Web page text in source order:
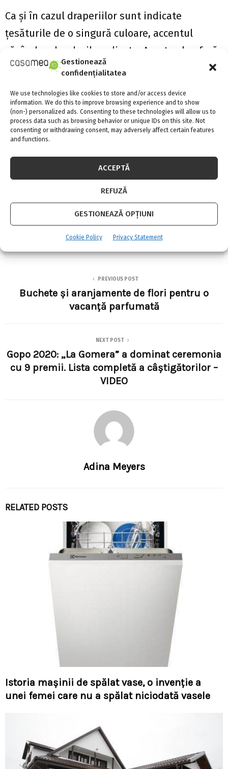
Gestionează
confidențialitatea
We use technologies like cookies to store and/or access device
information. We do this to improve browsing experience and to show
(non-) personalized ads. Consenting to these technologies will allow us to
process data such as browsing behavior or unique IDs on this site. Not
consenting or withdrawing consent, may adversely affect certain features
and functions.
ACCEPTĂ
REFUZĂ
GESTIONEAZĂ OPȚIUNI
Cookie Policy Privacy Statement
Ca şi în cazul draperiilor sunt indicate
ţesăturile de o singură culoare, accentul
căzând pe bordurile aplicate. Acestea le oferă
un aspect sofisticat, handmade, care
Sophia.. Designerii de la Sophia au ales
nuanţele uni, din gama Arena, in acorduri de
turcoaz- auriu- argintiu, sau galben- negru.
PERNE DECORATIVE
ŢESĂTURI CU BORDURE DECORATIVE
PREVIOUS POST
Buchete şi aranjamente de flori pentru o
vacanţă parfumată
NEXT POST
Gopo 2020: „La Gomera” a dominat ceremonia
cu 9 premii. Lista completă a câştigătorilor –
VIDEO
Adina Meyers
RELATED POSTS
Istoria mașinii de spălat vase, o invenție a
unei femei care nu a spălat niciodată vasele